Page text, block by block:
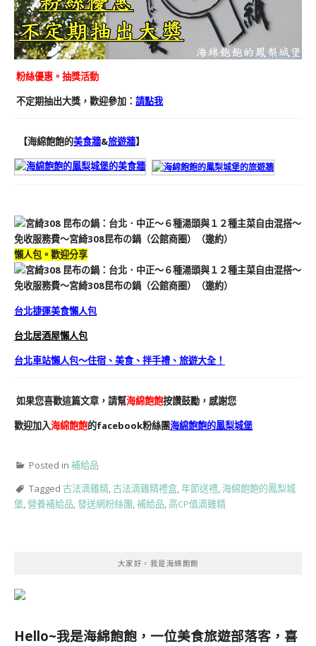
粉絲優惠。抽獎活動
不定期抽出大獎，歡迎參加： 請點我
【海綿飽飽的美食牆&旅遊牆】
懶人包。歡迎分享
台北捷運美食懶人包
台北居酒屋懶人包
台北車站懶人包～住宿、美食、拌手禮、旅遊大全！
如果您喜歡這篇文章，請幫海綿飽飽按讚鼓勵，感謝您
歡迎加入海綿飽飽的facebook粉絲團海綿飽飽的鳳梨城堡
Posted in 補給品
Tagged 古法滴雞精,古法滴雞精禮盒,年節送禮, 海綿飽飽的鳳梨城
堡,營養補給品,發送網粉絲團,補給品,高CP值滴雞精
大家好，我是海綿飽飽
Hello~我是海綿飽飽，一位美食旅遊部落客， 喜